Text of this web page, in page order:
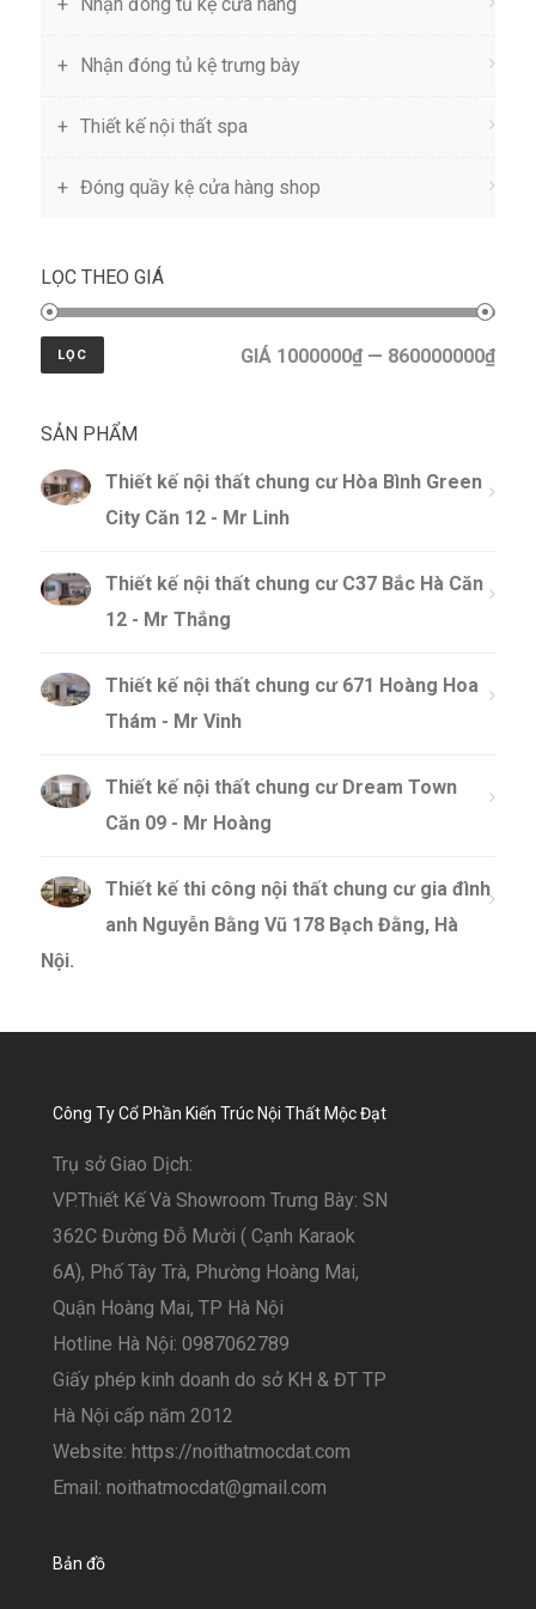
Nhận đóng tủ kệ trưng bày
Thiết kế nội thất spa
Đóng quầy kệ cửa hàng shop
LỌC THEO GIÁ
LỌC GIÁ 1000000₫ — 860000000₫
SẢN PHẨM
Thiết kế nội thất chung cư Hòa Bình Green
City Căn 12 - Mr Linh
Thiết kế nội thất chung cư C37 Bắc Hà Căn
12 - Mr Thắng
Thiết kế nội thất chung cư 671 Hoàng Hoa
Thám - Mr Vinh
Thiết kế nội thất chung cư Dream Town
Căn 09 - Mr Hoàng
Thiết kế thi công nội thất chung cư gia đình
anh Nguyễn Bằng Vũ 178 Bạch Đằng, Hà
Nội.
Công Ty Cổ Phần Kiến Trúc Nội Thất Mộc Đạt
Trụ sở Giao Dịch:
VP.Thiết Kế Và Showroom Trưng Bày: SN
362C Đường Đỗ Mười ( Cạnh Karaok
6A), Phố Tây Trà, Phường Hoàng Mai,
Quận Hoàng Mai, TP Hà Nội
Hotline Hà Nội: 0987062789
Giấy phép kinh doanh do sở KH & ĐT TP
Hà Nội cấp năm 2012
Website: https://noithatmocdat.com
Email: noithatmocdat@gmail.com
Bản đồ